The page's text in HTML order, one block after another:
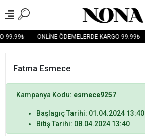
99.99₺ ONLİNE ÖDEMELERDE KARGO 99.99₺
Fatma Esmece
Kampanya Kodu: esmece9257
Başlagıç Tarihi: 01.04.2024 13:40
Bitiş Tarihi: 08.04.2024 13:40